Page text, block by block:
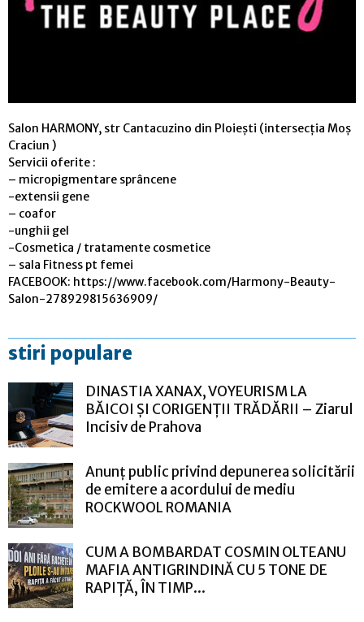
Salon HARMONY, str Cantacuzino din Ploiești (intersecția Moș
Craciun )
Servicii oferite :
– micropigmentare sprâncene
-extensii gene
– coafor
-unghii gel
-Cosmetica / tratamente cosmetice
– sala Fitness pt femei
FACEBOOK: https://www.facebook.com/Harmony-Beauty-
Salon-278929815636909/
stiri populare
DINASTIA XANAX, VOYEURISM LA
BĂICOI ȘI CORIGENȚII TRĂDĂRII – Ziarul
Incisiv de Prahova
Anunț public privind depunerea solicitării
de emitere a acordului de mediu
ROCKWOOL ROMANIA
CUM A BOMBARDAT COSMIN OLTEANU
MAFIA ANTIGRINDINĂ CU 5 TONE DE
RAPIȚĂ, ÎN TIMP...